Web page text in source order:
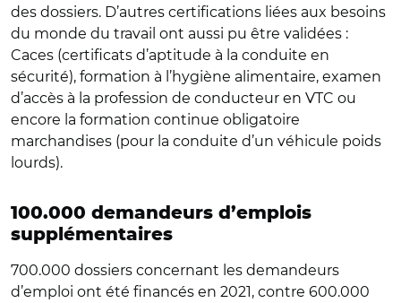
des dossiers. D’autres certifications liées aux besoins
du monde du travail ont aussi pu être validées :
Caces (certificats d’aptitude à la conduite en
sécurité), formation à l’hygiène alimentaire, examen
d’accès à la profession de conducteur en VTC ou
encore la formation continue obligatoire
marchandises (pour la conduite d’un véhicule poids
lourds).
100.000 demandeurs d’emplois
supplémentaires
700.000 dossiers concernant les demandeurs
d’emploi ont été financés en 2021, contre 600.000